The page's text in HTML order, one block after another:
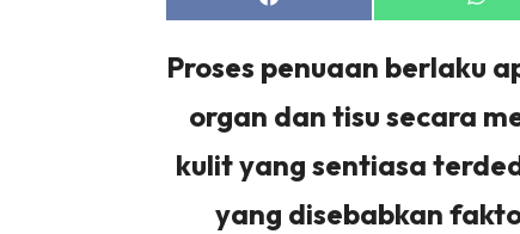
on
on
Proses penuaan berlaku
organ dan tisu secara
kulit yang sentiasa
yang disebabkan